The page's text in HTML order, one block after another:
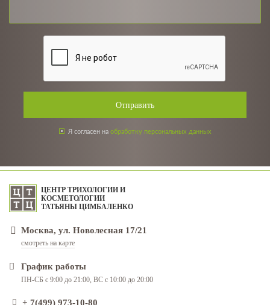
Отправить
Я согласен на обработку персональных данных
ЦЕНТР ТРИХОЛОГИИ И
КОСМЕТОЛОГИИ
ТАТЬЯНЫ ЦИМБАЛЕНКО
Москва, ул. Новолесная 17/21
смотреть на карте
График работы
ПН-СБ с 9:00 до 21:00, ВС с 10:00 до 20:00
+ 7(499) 973-10-80